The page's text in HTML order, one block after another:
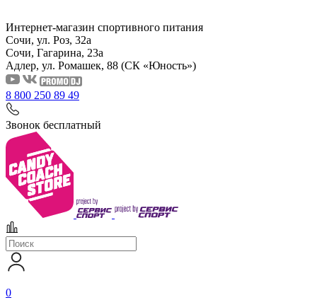
Интернет-магазин спортивного питания
Сочи, ул. Роз, 32а
Сочи, Гагарина, 23а
Адлер, ул. Ромашек, 88 (СК «Юность»)
8 800 250 89 49
Звонок бесплатный
0